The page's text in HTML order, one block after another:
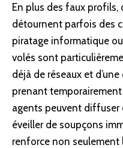
En plus des faux profils,
détournent parfois des
piratage informatique
volés sont
déjà de réseaux et
prenant temporairement
agents peuvent
éveiller de soupçons
renforce non seulement